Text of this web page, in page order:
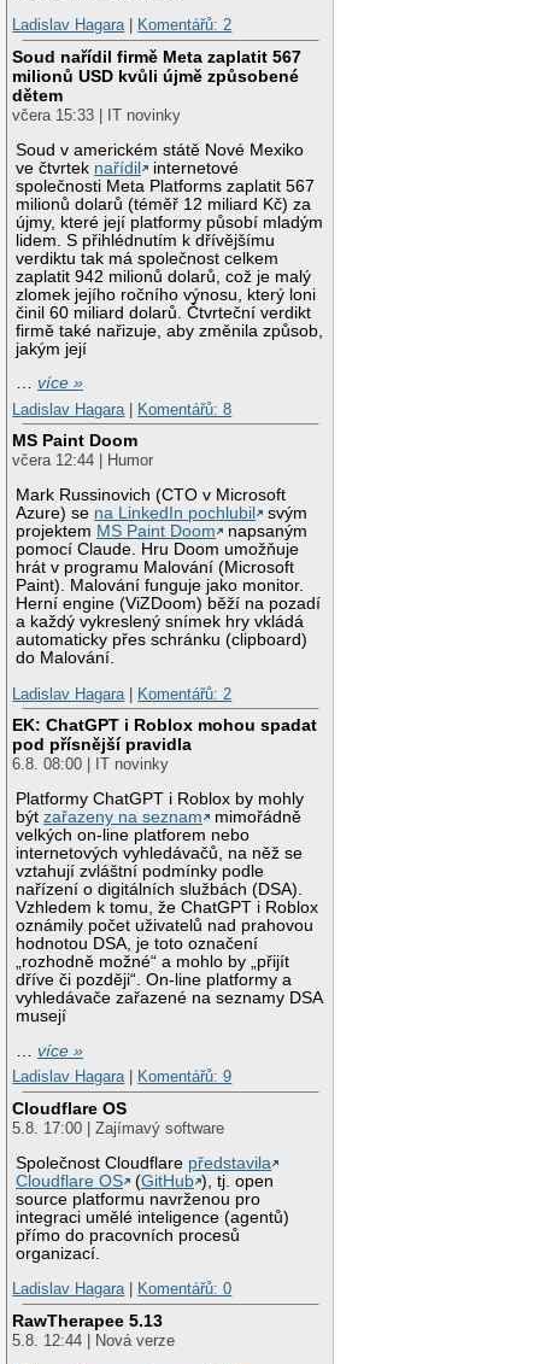
Ladislav Hagara| Komentářů: 2
Soud nařídil firmě Meta zaplatit 567
milionů USD kvůli újmě způsobené
dětem
včera 15:33 | IT novinky
Soud v americkém státě Nové Mexiko
ve čtvrtek nařídil
internetové
společnosti Meta Platforms zaplatit 567
milionů dolarů (téměř 12 miliard Kč) za
újmy, které její platformy působí mladým
lidem. S přihlédnutím k dřívějšímu
verdiktu tak má společnost celkem
zaplatit 942 milionů dolarů, což je malý
zlomek jejího ročního výnosu, který loni
činil 60 miliard dolarů. Čtvrteční verdikt
firmě také nařizuje, aby změnila způsob,
jakým její
…více »
Ladislav Hagara
Komentářů: 8
MS Paint Doom
včera 12:44 | Humor
Mark Russinovich (CTO v Microsoft
Azure) se na LinkedIn pochlubil
svým
projektem MS Paint Doom
napsaným
pomocí Claude. Hru Doom umožňuje
hrát v programu Malování (Microsoft
Paint). Malování funguje jako monitor.
Herní engine (ViZDoom) běží na pozadí
a každý vykreslený snímek hry vkládá
automaticky přes schránku (clipboard)
do Malování.
Ladislav Hagara
Komentářů: 2
EK: ChatGPT i Roblox mohou spadat
pod přísnější pravidla
6.8. 08:00 | IT novinky
Platformy ChatGPT i Roblox by mohly
býtzařazeny na seznam
mimořádně
velkých on-line platforem nebo
internetových vyhledávačů, na něž se
vztahují zvláštní podmínky podle
nařízení o digitálních službách (DSA).
Vzhledem k tomu, že ChatGPT i Roblox
oznámily počet uživatelů nad prahovou
hodnotou DSA, je toto označení
„rozhodně možné“ a mohlo by „přijít
dříve či později“. On-line platformy a
vyhledávače zařazené na seznamy DSA
musejí
…více »
Ladislav Hagara| Komentářů: 9
Cloudflare OS
5.8. 17:00 | Zajímavý software
Společnost Cloudflare představila
Cloudflare OS
(GitHub ), tj. open
source platformu navrženou pro
integraci umělé inteligence (agentů)
přímo do pracovních procesů
organizací.
Ladislav Hagara| Komentářů: 0
RawTherapee 5.13
5.8. 12:44 | Nová verze